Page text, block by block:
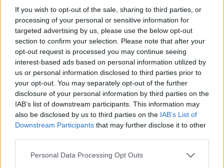
If you wish to opt-out of the sale, sharing to third parties, or
processing of your personal or sensitive information for
targeted advertising by us, please use the below opt-out
section to confirm your selection. Please note that after your
opt-out request is processed you may continue seeing
interest-based ads based on personal information utilized by
us or personal information disclosed to third parties prior to
your opt-out. You may separately opt-out of the further
disclosure of your personal information by third parties on the
IAB’s list of downstream participants. This information may
also be disclosed by us to third parties on the IAB’s List of
Downstream Participants that may further disclose it to other
Please note that this website/app uses one or more Google
Personal Data Processing Opt Outs